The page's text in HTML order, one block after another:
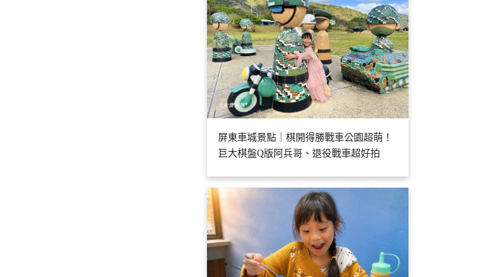
屏東車城景點｜棋開得勝戰車公園超萌！
巨大棋盤Q版阿兵哥、退役戰車超好拍